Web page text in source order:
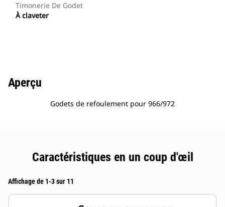
Timonerie De Godet
À claveter
Aperçu
Godets de refoulement pour 966/972
Caractéristiques en un coup d'œil
Affichage de 1-3 sur 11